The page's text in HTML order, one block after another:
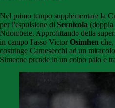
Nel primo tempo supplementare la
per l'espulsione di Sernicola (doppia
Ndombele. Approfittando della
in campo l'asso Victor Osimhen
costringe Carnesecchi ad un
Simeone prende in un colpo palo e